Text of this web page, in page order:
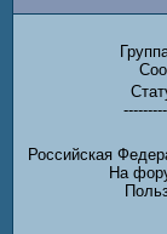
Российская
На